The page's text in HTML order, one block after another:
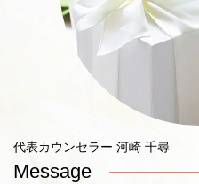
代表カウンセラー 河崎 千尋
Message